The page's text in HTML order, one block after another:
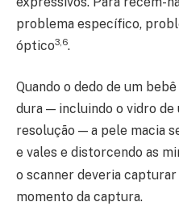
problema específico,
óptico3,6.
Quando o dedo de um
dura — incluindo o vidro de
resolução — a pele macia
e vales e distorcendo as
o scanner deveria
momento da captura.